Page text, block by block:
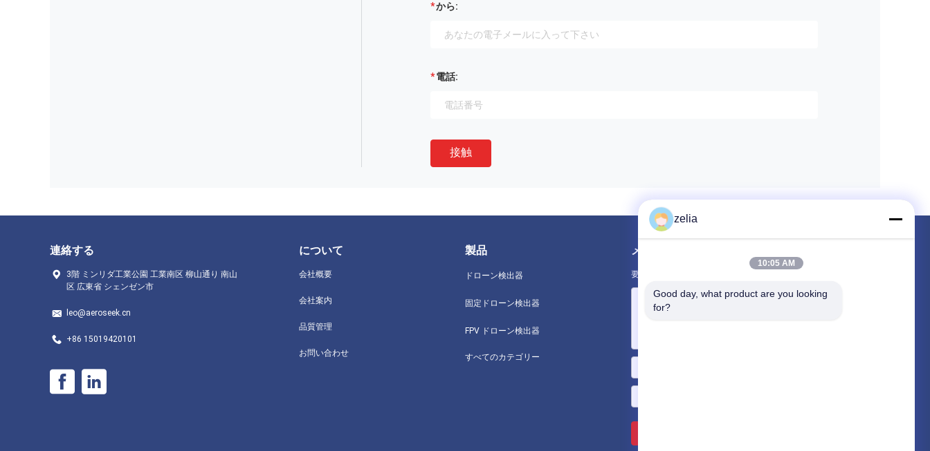
から:
電話:
接触
連絡する
3階 ミンリダ工業公園 工業南区 柳山通り 南山
区 広東省 シェンゼン市
leo@aeroseek.cn
+86 15019420101
について
会社概要
会社案内
品質管理
お問い合わせ
製品
ドローン検出器
固定ドローン検出器
FPV ドローン検出器
すべてのカテゴリー
メールでお問い合わせ
要件をお知らせください。最高の商品をお届けします。
zelia
10:05 AM
Good day, what product are you looking
for?